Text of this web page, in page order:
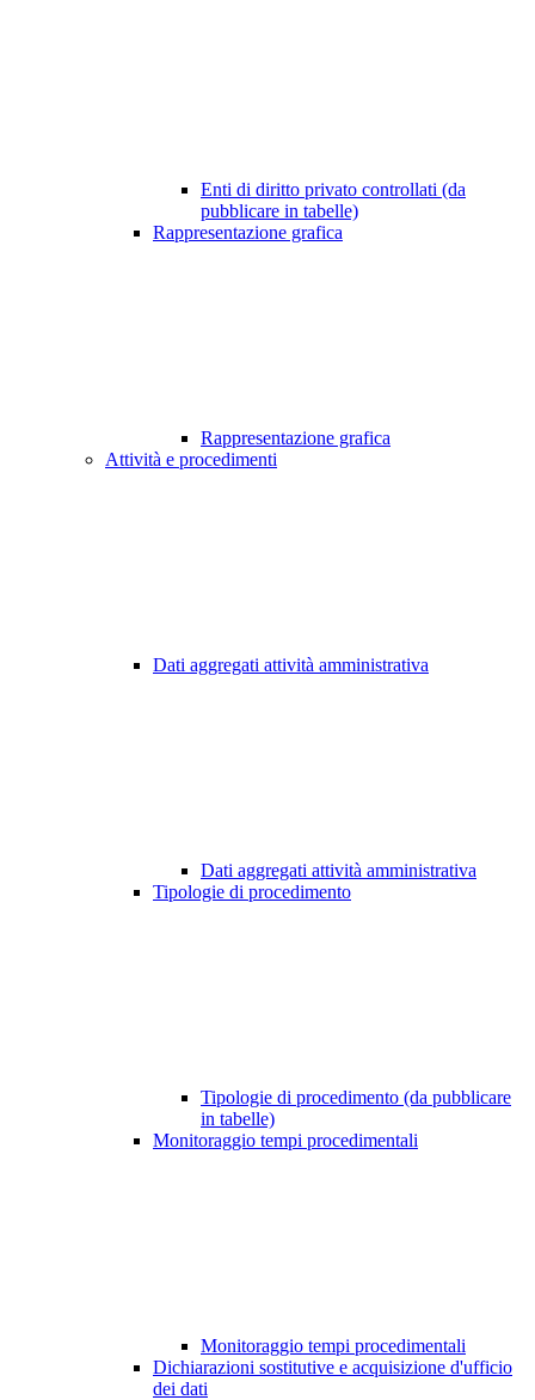
Enti di diritto privato controllati (da
pubblicare in tabelle)
Rappresentazione grafica
Rappresentazione grafica
Attività e procedimenti
Dati aggregati attività amministrativa
Dati aggregati attività amministrativa
Tipologie di procedimento
Tipologie di procedimento (da pubblicare
in tabelle)
Monitoraggio tempi procedimentali
Monitoraggio tempi procedimentali
Dichiarazioni sostitutive e acquisizione d'ufficio
dei dati